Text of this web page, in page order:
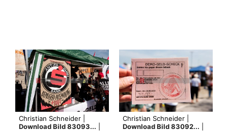
Christian Schneider |
Download Bild 83093...
Christian Schneider |
Download Bild 83092...